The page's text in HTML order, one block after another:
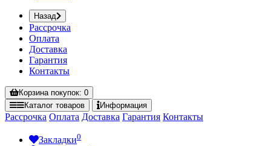
Назад
Рассрочка
Оплата
Доставка
Гарантия
Контакты
Корзинапокупок: 0
Каталог товаров Информация
Рассрочка Оплата Доставка Гарантия Контакты
Закладки0